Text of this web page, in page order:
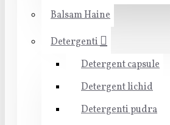
Balsam Haine
Detergenti
Detergent capsule
Detergent lichid
Detergenti pudra